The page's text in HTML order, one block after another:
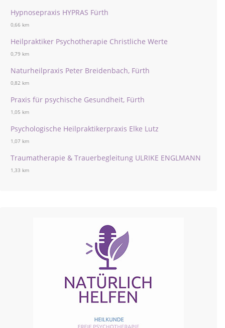
Hypnosepraxis HYPRAS Fürth
0,66 km
Heilpraktiker Psychotherapie Christliche Werte
0,79 km
Naturheilpraxis Peter Breidenbach, Fürth
0,82 km
Praxis für psychische Gesundheit, Fürth
1,05 km
Psychologische Heilpraktikerpraxis Elke Lutz
1,07 km
Traumatherapie & Trauerbegleitung ULRIKE ENGLMANN
1,33 km